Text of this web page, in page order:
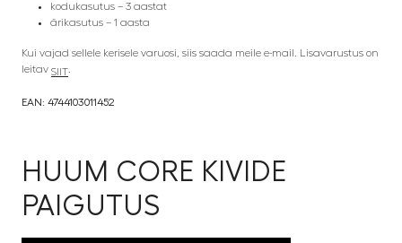
kodukasutus – 3 aastat
ärikasutus – 1 aasta
Kui vajad sellele kerisele varuosi, siis saada meile e-mail. Lisavarustus on
leitav SIIT.
EAN: 4744103011452
HUUM CORE KIVIDE
PAIGUTUS